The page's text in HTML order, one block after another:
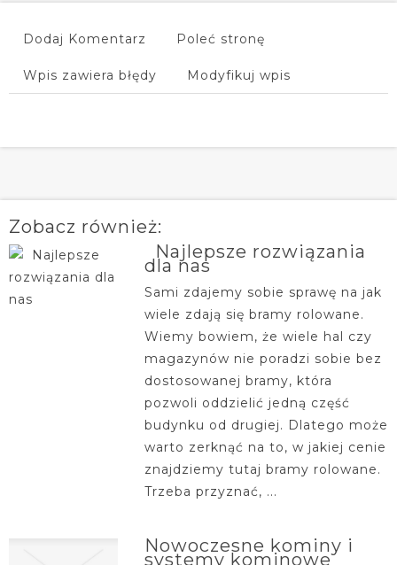
Dodaj Komentarz Poleć stronę
Wpis zawiera błędy Modyfikuj wpis
Zobacz również:
Najlepsze rozwiązania
dla nas
Sami zdajemy sobie sprawę na jak
wiele zdają się bramy rolowane.
Wiemy bowiem, że wiele hal czy
magazynów nie poradzi sobie bez
dostosowanej bramy, która
pozwoli oddzielić jedną część
budynku od drugiej. Dlatego może
warto zerknąć na to, w jakiej cenie
znajdziemy tutaj bramy rolowane.
Trzeba przyznać, ...
Nowoczesne kominy i
systemy kominowe